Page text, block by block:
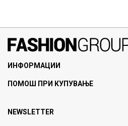
ИНФОРМАЦИИ
За нас
Продавници
ПОМОШ ПРИ КУПУВАЊЕ
Политика на приватност
NEWSLETTER